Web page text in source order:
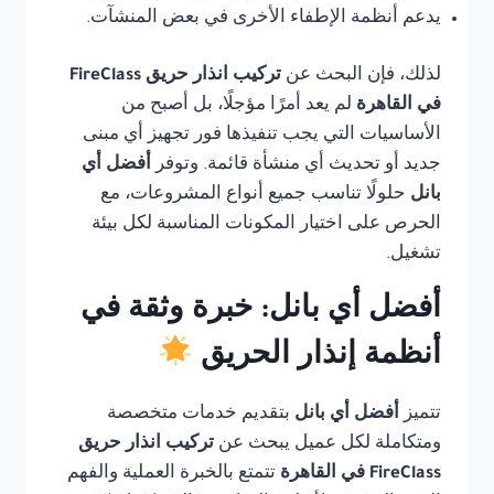
يدعم أنظمة الإطفاء الأخرى في بعض المنشآت.
لذلك، فإن البحث عن
تركيب انذار حريق FireClass
في القاهرة لم يعد أمرًا مؤجلًا، بل أصبح من
الأساسيات التي يجب تنفيذها فور تجهيز أي مبنى
جديد أو تحديث أي منشأة قائمة. وتوفر أفضل أي
بانل حلولًا تناسب جميع أنواع المشروعات، مع
الحرص على اختيار المكونات المناسبة لكل بيئة
تشغيل.
أفضل أي بانل: خبرة وثقة في
أنظمة إنذار الحريق
تتميز أفضل أي بانل بتقديم خدمات متخصصة
ومتكاملة لكل عميل يبحث عن تركيب انذار حريق
FireClass في القاهرة
تتمتع بالخبرة العملية والفهم